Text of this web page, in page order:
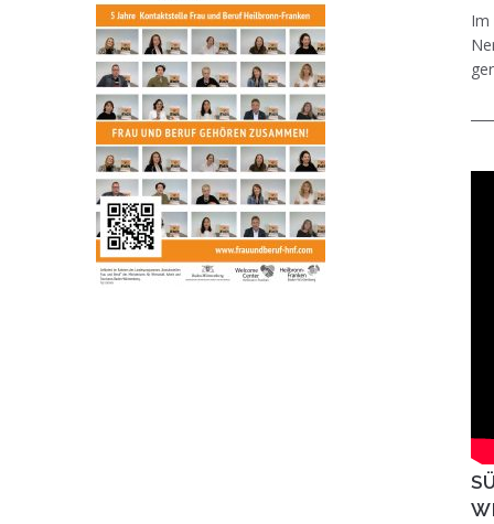
Im